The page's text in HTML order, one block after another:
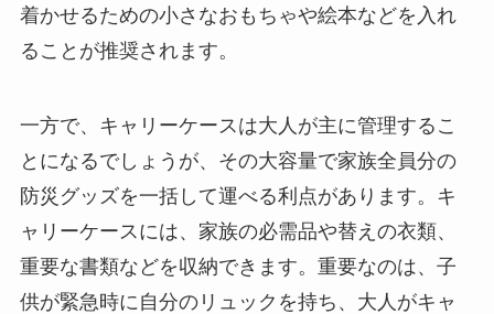
着かせるための小さなおもちゃや絵本などを入れ
ることが推奨されます。
一方で、キャリーケースは大人が主に管理するこ
とになるでしょうが、その大容量で家族全員分の
防災グッズを一括して運べる利点があります。キ
ャリーケースには、家族の必需品や替えの衣類、
重要な書類などを収納できます。重要なのは、子
供が緊急時に自分のリュックを持ち、大人がキャ